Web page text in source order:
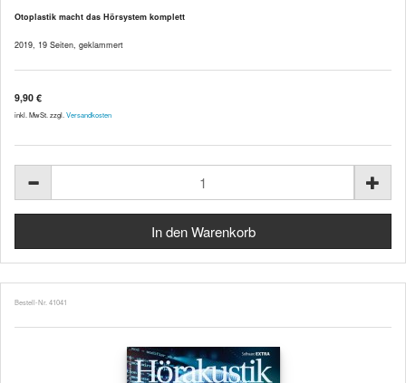
Otoplastik macht das Hörsystem komplett
2019, 19 Seiten, geklammert
9,90 €
inkl. MwSt. zzgl. Versandkosten
Bestell-Nr. 41041